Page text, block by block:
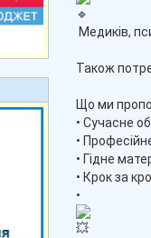
Медиків,
Також
Що ми
• Сучасне
•
• Гідне
• Крок за
•